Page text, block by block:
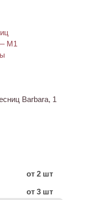
Barbara, 1
от 2 шт
от 3 шт